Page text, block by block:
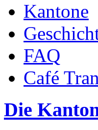
Kantone
FAQ
Café
Die